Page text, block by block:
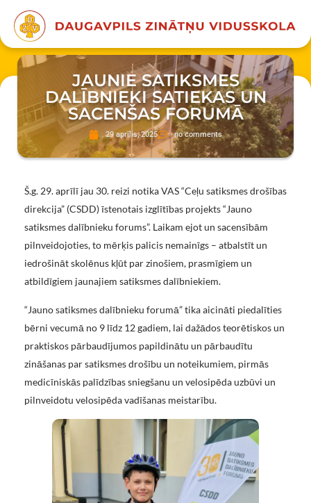
JAUNIE SATIKSMES
DALĪBNIEKI SATIEKAS UN
SACENŠAS FORUMĀ
29 aprīlis, 2025 no comments
Š.g. 29. aprīlī jau 30. reizi notika VAS “Ceļu satiksmes drošības
direkcija” (CSDD) īstenotais izglītības projekts “Jauno
satiksmes dalībnieku forums”. Laikam ejot un sacensībām
pilnveidojoties, to mērķis palicis nemainīgs – atbalstīt un
iedrošināt skolēnus kļūt par zinošiem, prasmīgiem un
atbildīgiem jaunajiem satiksmes dalībniekiem.
“Jauno satiksmes dalībnieku forumā” tika aicināti piedalīties
bērni vecumā no 9 līdz 12 gadiem, lai dažādos teorētiskos un
praktiskos pārbaudījumos papildinātu un pārbaudītu
zināšanas par satiksmes drošību un noteikumiem, pirmās
medicīniskās palīdzības sniegšanu un velosipēda uzbūvi un
pilnveidotu velosipēda vadīšanas meistarību.